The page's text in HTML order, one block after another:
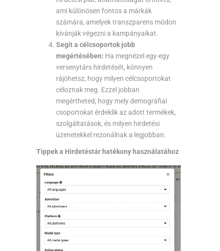
ami különösen fontos a márkák
számára, amelyek transzparens módon
kívánják végezni a kampányaikat.
Segít a célcsoportok jobb
megértésében: Ha megnézel egy-egy
versenytárs hirdetését, könnyen
rájöhetsz, hogy milyen célcsoportokat
céloznak meg. Ezzel jobban
megértheted, hogy mely demográfiai
csoportokat érdeklik az adott termékek,
szolgáltatások, és milyen hirdetési
üzenetekkel rezonálnak a legjobban.
Tippek a Hirdetéstár hatékony használatához